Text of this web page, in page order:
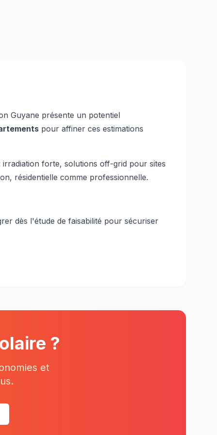
Guyane présente un potentiel
pour affiner ces estimations
irradiation forte, solutions off-grid pour sites
résidentielle comme professionnelle.
dès l'étude de faisabilité pour sécuriser
?
et